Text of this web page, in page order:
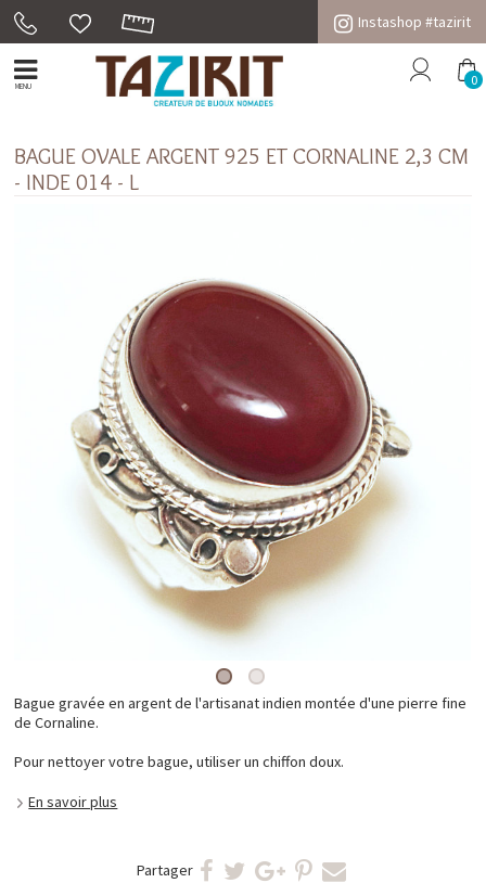
Instashop #tazirit
MENU 0
BAGUE OVALE ARGENT 925 ET CORNALINE 2,3 CM
- INDE 014 - L
Bague gravée en argent de l'artisanat indien montée d'une pierre fine
de Cornaline.
Pour nettoyer votre bague, utiliser un chiffon doux.
En savoir plus
Partager